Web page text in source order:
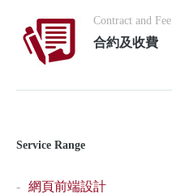
Contract and Fee
合約及收費
Service Range
網頁前端設計